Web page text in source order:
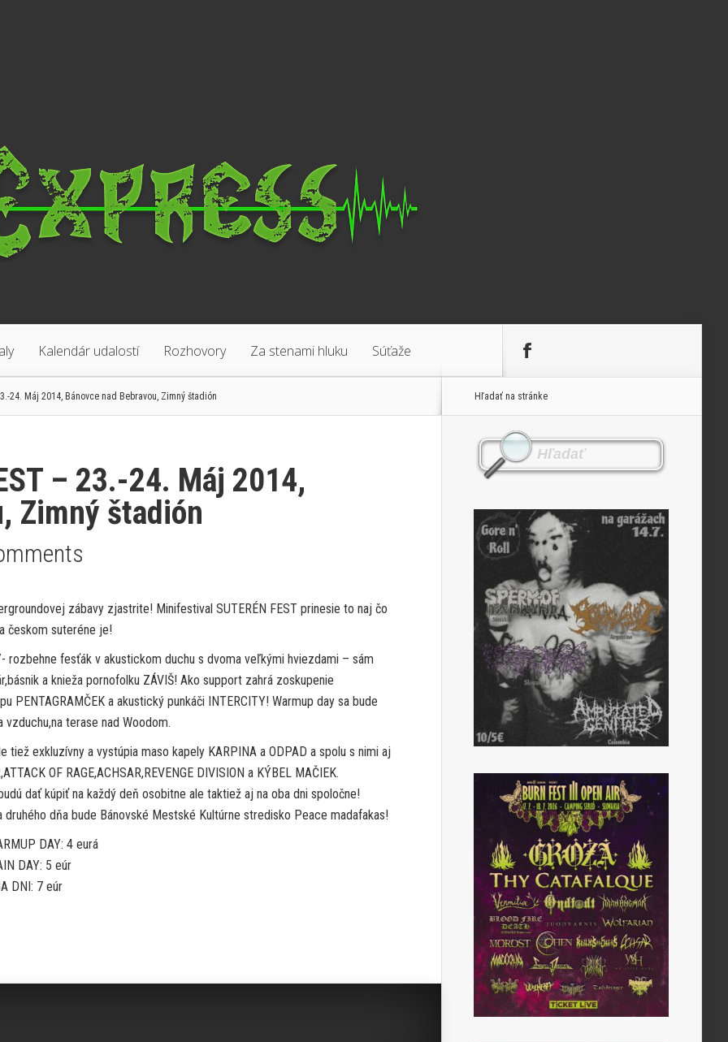
Kalendár udalostí Rozhovory Za stenami hluku Súťaže
24. Máj 2014, Bánovce nad Bebravou, Zimný štadión
– 23.-24. Máj 2014,
Zimný štadión
zábavy zjastrite! Minifestival SUTERÉN FEST prinesie to naj čo
českom suteréne je!
rozbehne fesťák v akustickom duchu s dvoma veľkými hviezdami – sám
a knieža pornofolku ZÁVIŠ! Ako support zahrá zoskupenie
PENTAGRAMČEK a akustický punkáči INTERCITY! Warmup day sa bude
vzduchu,na terase nad Woodom.
tiež exkluzívny a vystúpia maso kapely KARPINA a ODPAD a spolu s nimi aj
OF RAGE,ACHSAR,REVENGE DIVISION a KÝBEL MAČIEK.
dať kúpiť na každý deň osobitne ale taktiež aj na oba dni spoločne!
druhého dňa bude Bánovské Mestské Kultúrne stredisko Peace madafakas!
DAY: 4 eurá
DAY: 5 eúr
DNI: 7 eúr
Hľadať na stránke